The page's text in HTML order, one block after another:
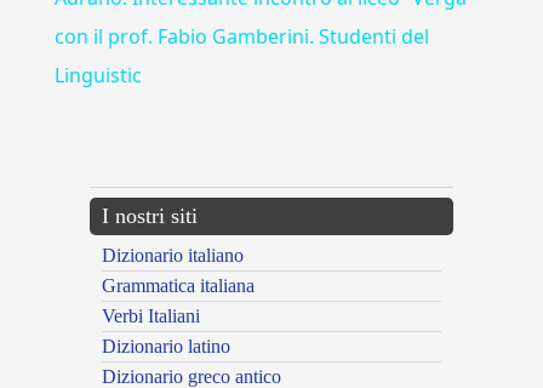
con il prof. Fabio Gamberini. Studenti del
Linguistic
I nostri siti
Dizionario italiano
Grammatica italiana
Verbi Italiani
Dizionario latino
Dizionario greco antico